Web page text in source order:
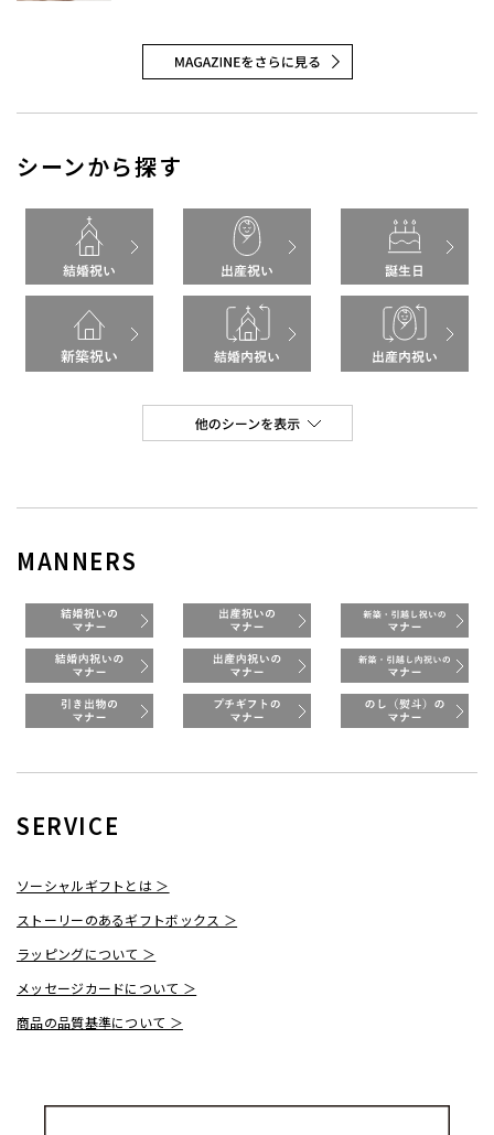
シーンから探す
MANNERS
SERVICE
ソーシャルギフトとは ＞
ストーリーのあるギフトボックス ＞
ラッピングについて ＞
メッセージカードについて ＞
商品の品質基準について ＞